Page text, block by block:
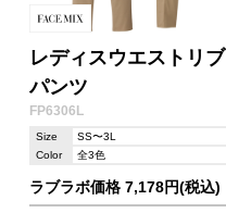
レディスウエストリブ
パンツ
FP6306L
Size
SS〜3L
Color
全3色
ラブラボ価格 7,178円(税込)